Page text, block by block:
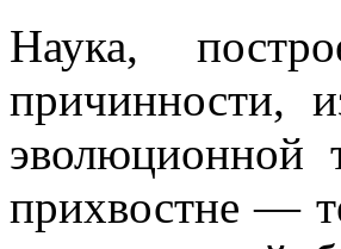
Наука,
причинности,
эволюционной
прихвостне —